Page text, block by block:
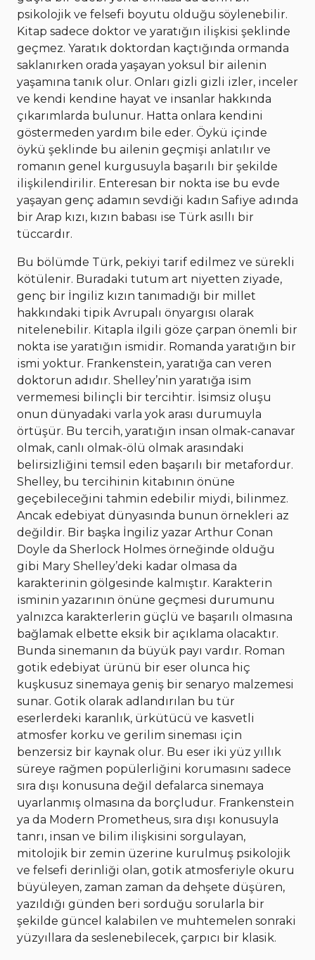
psikolojik ve felsefi boyutu olduğu söylenebilir.
Kitap sadece doktor ve yaratığın ilişkisi şeklinde
geçmez. Yaratık doktordan kaçtığında ormanda
saklanırken orada yaşayan yoksul bir ailenin
yaşamına tanık olur. Onları gizli gizli izler, inceler
ve kendi kendine hayat ve insanlar hakkında
çıkarımlarda bulunur. Hatta onlara kendini
göstermeden yardım bile eder. Öykü içinde
öykü şeklinde bu ailenin geçmişi anlatılır ve
romanın genel kurgusuyla başarılı bir şekilde
ilişkilendirilir. Enteresan bir nokta ise bu evde
yaşayan genç adamın sevdiği kadın Safiye adında
bir Arap kızı, kızın babası ise Türk asıllı bir
tüccardır.
Bu bölümde Türk, pekiyi tarif edilmez ve sürekli
kötülenir. Buradaki tutum art niyetten ziyade,
genç bir İngiliz kızın tanımadığı bir millet
hakkındaki tipik Avrupalı önyargısı olarak
nitelenebilir. Kitapla ilgili göze çarpan önemli bir
nokta ise yaratığın ismidir. Romanda yaratığın bir
ismi yoktur. Frankenstein, yaratığa can veren
doktorun adıdır. Shelley’nin yaratığa isim
vermemesi bilinçli bir tercihtir. İsimsiz oluşu
onun dünyadaki varla yok arası durumuyla
örtüşür. Bu tercih, yaratığın insan olmak-canavar
olmak, canlı olmak-ölü olmak arasındaki
belirsizliğini temsil eden başarılı bir metafordur.
Shelley, bu tercihinin kitabının önüne
geçebileceğini tahmin edebilir miydi, bilinmez.
Ancak edebiyat dünyasında bunun örnekleri az
değildir. Bir başka İngiliz yazar Arthur Conan
Doyle da Sherlock Holmes örneğinde olduğu
gibi Mary Shelley’deki kadar olmasa da
karakterinin gölgesinde kalmıştır. Karakterin
isminin yazarının önüne geçmesi durumunu
yalnızca karakterlerin güçlü ve başarılı olmasına
bağlamak elbette eksik bir açıklama olacaktır.
Bunda sinemanın da büyük payı vardır. Roman
gotik edebiyat ürünü bir eser olunca hiç
kuşkusuz sinemaya geniş bir senaryo malzemesi
sunar. Gotik olarak adlandırılan bu tür
eserlerdeki karanlık, ürkütücü ve kasvetli
atmosfer korku ve gerilim sineması için
benzersiz bir kaynak olur. Bu eser iki yüz yıllık
süreye rağmen popülerliğini korumasını sadece
sıra dışı konusuna değil defalarca sinemaya
uyarlanmış olmasına da borçludur. Frankenstein
ya da Modern Prometheus, sıra dışı konusuyla
tanrı, insan ve bilim ilişkisini sorgulayan,
mitolojik bir zemin üzerine kurulmuş psikolojik
ve felsefi derinliği olan, gotik atmosferiyle okuru
büyüleyen, zaman zaman da dehşete düşüren,
yazıldığı günden beri sorduğu sorularla bir
şekilde güncel kalabilen ve muhtemelen sonraki
yüzyıllara da seslenebilecek, çarpıcı bir klasik.